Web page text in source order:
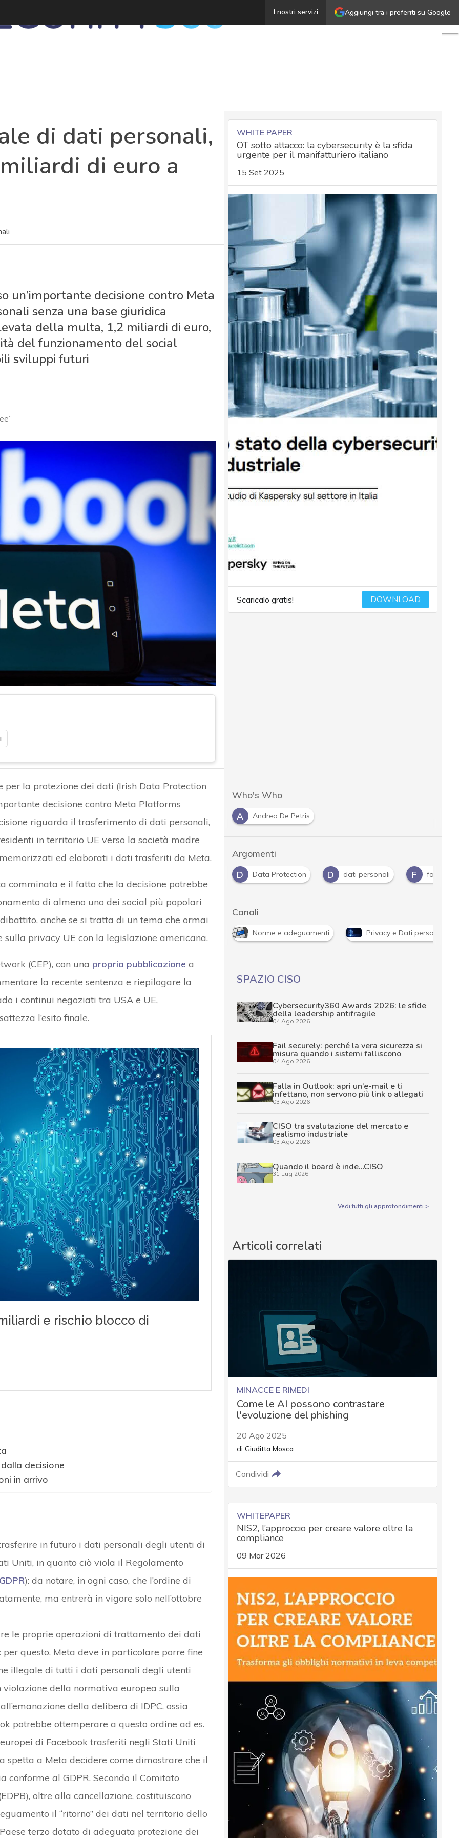
Aggiungi tra i preferiti su Google
I nostri servizi
Trasferimento illegale di dati personali, mega multa
di dati personali,
di euro a
un’importante decisione contro Meta
senza una base giuridica
della multa, 1,2 miliardi di euro,
del funzionamento del social
sviluppi futuri
la protezione dei dati (Irish Data Protection
decisione contro Meta Platforms
riguarda il trasferimento di dati personali,
in territorio UE verso la società madre
ed elaborati i dati trasferiti da Meta.
e il fatto che la decisione potrebbe
di almeno uno dei social più popolari
anche se si tratta di un tema che ormai
privacy UE con la legislazione americana.
(CEP), con una propria pubblicazione a
la recente sentenza e riepilogare la
i continui negoziati tra USA e UE,
l’esito finale.
decisione
in arrivo
in futuro i dati personali degli utenti di
Uniti, in quanto ciò viola il Regolamento
): da notare, in ogni caso, che l’ordine di
ma entrerà in vigore solo nell’ottobre
le proprie operazioni di trattamento dei dati
per questo, Meta deve in particolare porre fine
illegale di tutti i dati personali degli utenti
della normativa europea sulla
della delibera di IDPC, ossia
potrebbe ottemperare a questo ordine ad es.
di Facebook trasferiti negli Stati Uniti
spetta a Meta decidere come dimostrare che il
al GDPR. Secondo il Comitato
oltre alla cancellazione, costituiscono
il “ritorno” dei dati nel territorio dello
terzo dotato di adeguata protezione dei
WHITE PAPER
OT sotto attacco: la cybersecurity è la sfida
urgente per il manifatturiero italiano
15 Set 2025
Scaricalo gratis! DOWNLOAD
Who's Who
A
Andrea De Petris
Argomenti
D Data Protection D dati personali F facebook
Canali
Norme e adeguamenti Privacy e Dati personali
SPAZIO CISO
Cybersecurity360 Awards 2026: le sfide
della leadership antifragile
04 Ago 2026
Fail securely: perché la vera sicurezza si
misura quando i sistemi falliscono
04 Ago 2026
Falla in Outlook: apri un’e-mail e ti
infettano, non servono più link o allegati
03 Ago 2026
CISO tra svalutazione del mercato e
realismo industriale
03 Ago 2026
Quando il board è inde…CISO
31 Lug 2026
Vedi tutti gli approfondimenti >
Articoli correlati
MINACCE E RIMEDI
Come le AI possono contrastare
l'evoluzione del phishing
20 Ago 2025
di Giuditta Mosca
Condividi
WHITEPAPER
NIS2, l’approccio per creare valore oltre la
compliance
09 Mar 2026